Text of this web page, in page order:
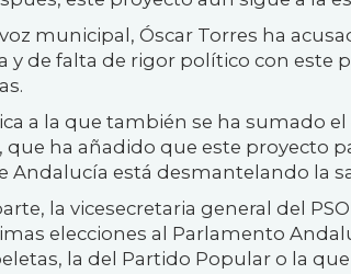
municipal, Óscar Torres ha
y de falta de rigor político con este
a la que también se ha sumado
que ha añadido que este proyecto
Andalucía está desmantelando la
la vicesecretaria general del
elecciones al Parlamento
la del Partido Popular o la